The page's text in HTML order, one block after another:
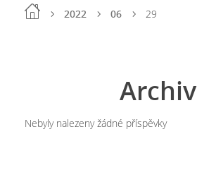
2022 06 29
Archiv
Nebyly nalezeny žádné příspěvky